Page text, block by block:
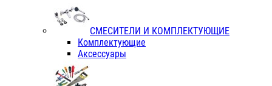
СМЕСИТЕЛИ И КОМПЛЕКТУЮЩИЕ
Комплектующие
Аксессуары